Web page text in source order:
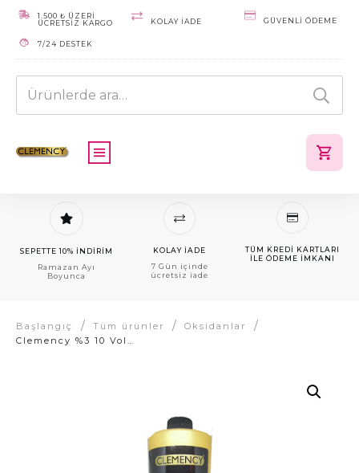
1.500 ₺ ÜZERİ
ÜCRETSİZ KARGO
KOLAY IADE GÜVENLI ÖDEME
7/24 DESTEK
Ara:
SEPETTE 10% İNDİRİM
Ramazan Ayı
Boyunca
KOLAY IADE
7 Gün içinde
ücretsiz iade
TÜM KREDI KARTLARI
ILE ÖDEME IMKANI
Başlangıç / Tüm ürünler / Oksidanlar /
Clemency %3 10 Volume Oksidan Krem 1000ml